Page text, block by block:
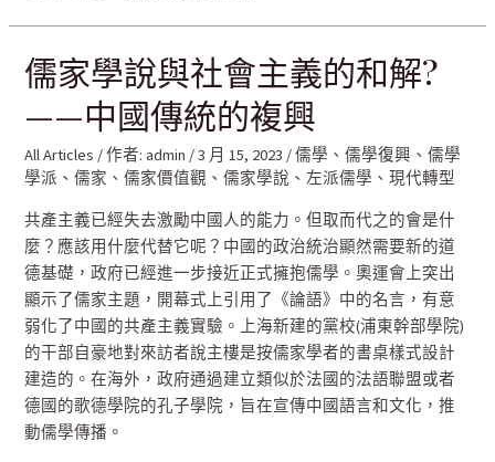
儒家學說與社會主義的和解?
——中國傳統的複興
All Articles / 作者:admin /3 月 15, 2023 /儒學 、儒學復興 、儒學
學派 、儒家 、儒家價值觀 、儒家學說 、左派儒學 、現代轉型
共產主義已經失去激勵中國人的能力。但取而代之的會是什
麼？應該用什麼代替它呢？中國的政治統治顯然需要新的道
德基礎，政府已經進一步接近正式擁抱儒學。奧運會上突出
顯示了儒家主題，開幕式上引用了《論語》中的名言，有意
弱化了中國的共產主義實驗。上海新建的黨校(浦東幹部學院)
的干部自豪地對來訪者說主樓是按儒家學者的書桌樣式設計
建造的。在海外，政府通過建立類似於法國的法語聯盟或者
德國的歌德學院的孔子學院，旨在宣傳中國語言和文化，推
動儒學傳播。